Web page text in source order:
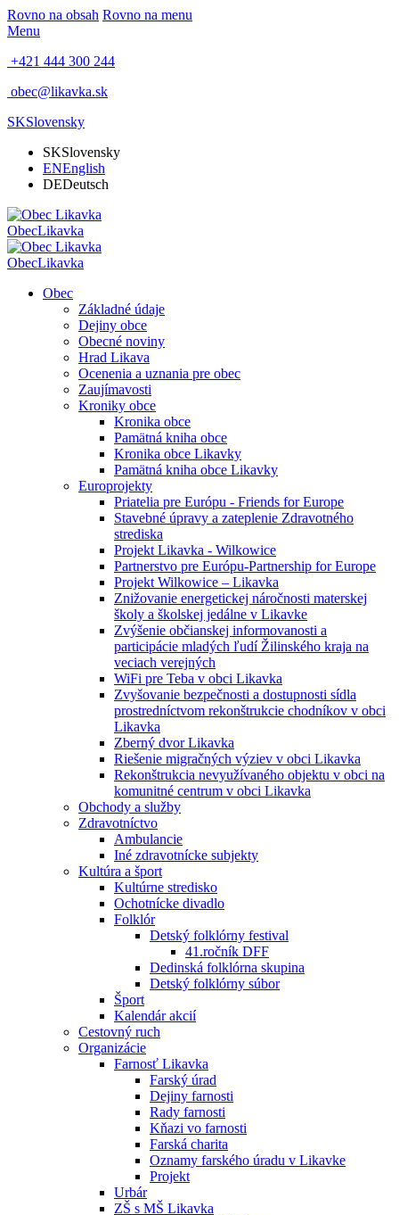
Rovno na obsah Rovno na menu
Menu
+421 444 300 244
obec@likavka.sk
SKSlovensky
SKSlovensky
ENEnglish
DEDeutsch
ObecLikavka
ObecLikavka
Obec
Základné údaje
Dejiny obce
Obecné noviny
Hrad Likava
Ocenenia a uznania pre obec
Zaujímavosti
Kroniky obce
Kronika obce
Pamätná kniha obce
Kronika obce Likavky
Pamätná kniha obce Likavky
Europrojekty
Priatelia pre Európu - Friends for Europe
Stavebné úpravy a zateplenie Zdravotného
strediska
Projekt Likavka - Wilkowice
Partnerstvo pre Európu-Partnership for Europe
Projekt Wilkowice – Likavka
Znižovanie energetickej náročnosti materskej
školy a školskej jedálne v Likavke
Zvýšenie občianskej informovanosti a
participácie mladých ľudí Žilinského kraja na
veciach verejných
WiFi pre Teba v obci Likavka
Zvyšovanie bezpečnosti a dostupnosti sídla
prostredníctvom rekonštrukcie chodníkov v obci
Likavka
Zberný dvor Likavka
Riešenie migračných výziev v obci Likavka
Rekonštrukcia nevyužívaného objektu v obci na
komunitné centrum v obci Likavka
Obchody a služby
Zdravotníctvo
Ambulancie
Iné zdravotnícke subjekty
Kultúra a šport
Kultúrne stredisko
Ochotnícke divadlo
Folklór
Detský folklórny festival
41.ročník DFF
Dedinská folklórna skupina
Detský folklórny súbor
Šport
Kalendár akcií
Cestovný ruch
Organizácie
Farnosť Likavka
Farský úrad
Dejiny farnosti
Rady farnosti
Kňazi vo farnosti
Farská charita
Oznamy farského úradu v Likavke
Projekt
Urbár
ZŠ s MŠ Likavka